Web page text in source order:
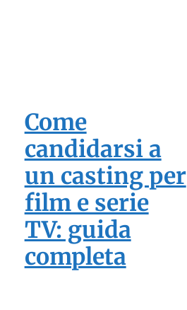
Come
candidarsi a
un casting per
film e serie
TV: guida
completa